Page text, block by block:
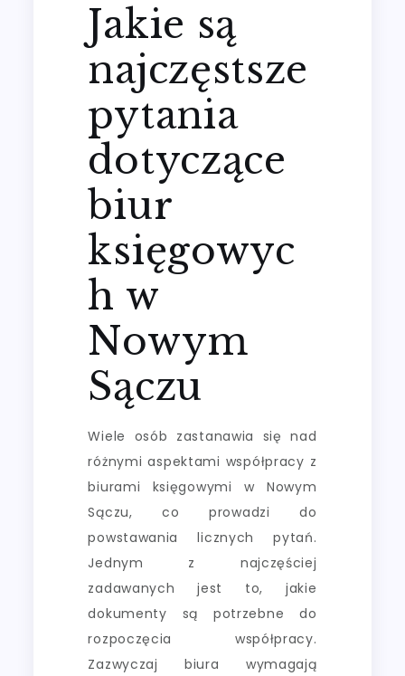
Jakie są
najczęstsze
pytania
dotyczące
biur
księgowyc
h w
Nowym
Sączu
Wiele osób zastanawia się nad
różnymi aspektami współpracy z
biurami księgowymi w Nowym
Sączu, co prowadzi do
powstawania licznych pytań.
Jednym z najczęściej
zadawanych jest to, jakie
dokumenty są potrzebne do
rozpoczęcia współpracy.
Zazwyczaj biura wymagają